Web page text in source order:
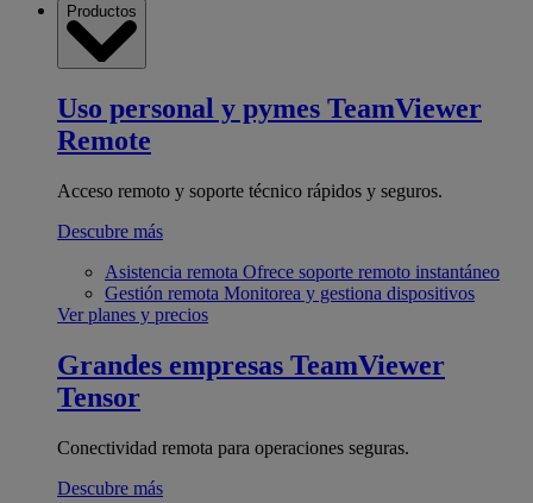
Productos
Uso personal y pymes TeamViewer
Remote
Acceso remoto y soporte técnico rápidos y seguros.
Descubre más
Asistencia remota Ofrece soporte remoto instantáneo
Gestión remota Monitorea y gestiona dispositivos
Ver planes y precios
Grandes empresas TeamViewer
Tensor
Conectividad remota para operaciones seguras.
Descubre más